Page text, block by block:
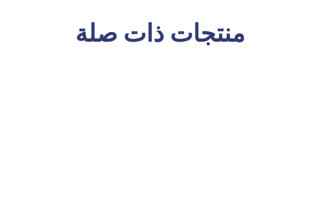
منتجات ذات صلة